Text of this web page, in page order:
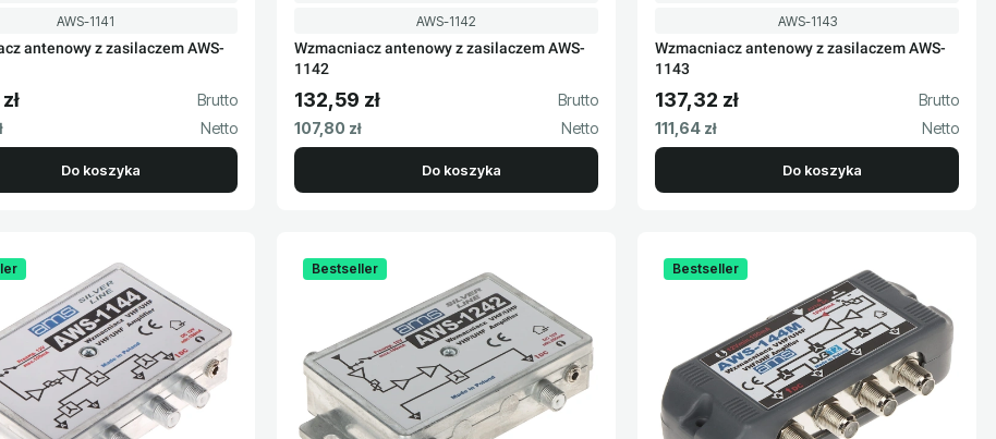
Kod produktu
AWS-1141
antenowy z zasilaczem AWS-
Do koszyka
Kod produktu
AWS-1142
Wzmacniacz antenowy z zasilaczem AWS-
1142
Cena brutto
132,59 zł
Cena netto
107,80 zł
Do koszyka
Kod produktu
AWS-1143
Wzmacniacz antenowy z zasilaczem AWS-
1143
Cena brutto
137,32 zł
Cena netto
111,64 zł
Do koszyka
Bestseller Bestseller